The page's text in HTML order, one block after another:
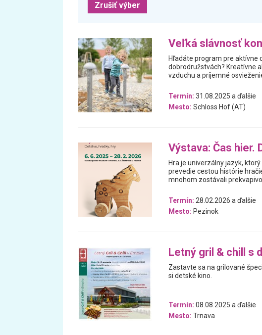
Zrušiť výber
Veľká slávnosť
Hľadáte program pre aktívne
dobrodružstvách? Kreatívne
vzduchu a príjemné
Termín: 31.08.2025 a ďalšie
Mesto: Schloss Hof (AT)
Výstava: Čas hier.
Hra je univerzálny jazyk,
prevedie cestou histórie
mnohom zostávali prekvapivo
Termín: 28.02.2026 a ďalšie
Mesto: Pezinok
Letný gril & chill s
Zastavte sa na grilované
si detské kino.
Termín: 08.08.2025 a ďalšie
Mesto: Trnava